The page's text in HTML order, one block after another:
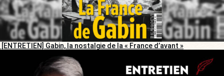
[ENTRETIEN] Gabin, la nostalgie de la « France d’avant »